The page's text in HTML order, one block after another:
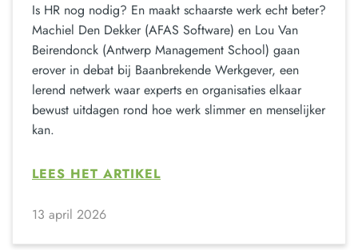
Is HR nog nodig? En maakt schaarste werk echt beter?
Machiel Den Dekker (AFAS Software) en Lou Van
Beirendonck (Antwerp Management School) gaan
erover in debat bij Baanbrekende Werkgever, een
lerend netwerk waar experts en organisaties elkaar
bewust uitdagen rond hoe werk slimmer en menselijker
kan.
LEES HET ARTIKEL
13 april 2026